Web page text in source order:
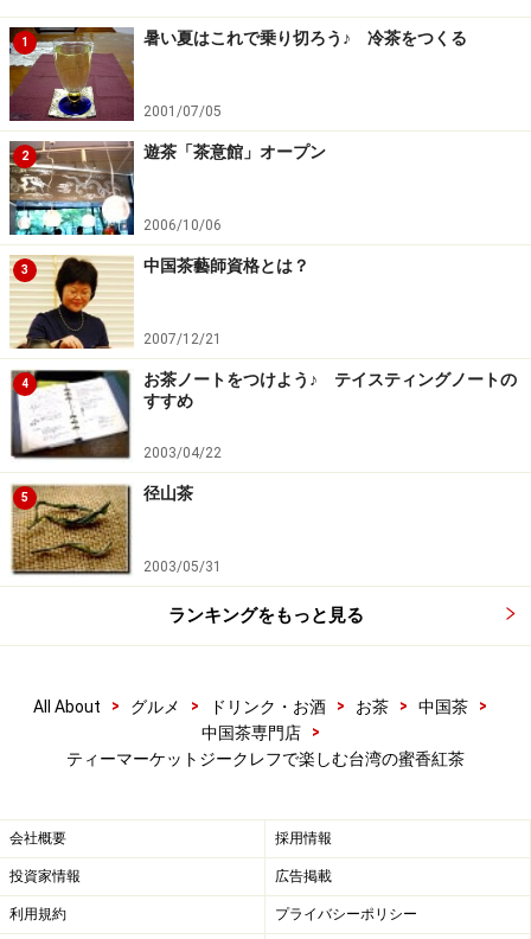
1 暑い夏はこれで乗り切ろう♪ 冷茶をつくる
2001/07/05
2 遊茶「茶意館」オープン
2006/10/06
3 中国茶藝師資格とは？
2007/12/21
4
お茶ノートをつけよう♪ テイスティングノートの
すすめ
2003/04/22
5 径山茶
2003/05/31
ランキングをもっと見る
All About > グルメ > ドリンク・お酒 > お茶 > 中国茶
>
中国茶専門店
>
ティーマーケットジークレフで楽しむ台湾の蜜香紅茶
会社概要 採用情報
投資家情報 広告掲載
利用規約 プライバシーポリシー